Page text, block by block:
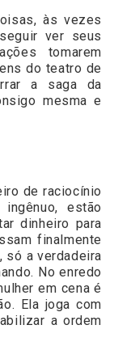
às vezes
ver seus
tomarem
do teatro de
a saga da
mesma e
de raciocínio
estão
dinheiro para
finalmente
só a verdadeira
No enredo
em cena é
Ela joga com
a ordem